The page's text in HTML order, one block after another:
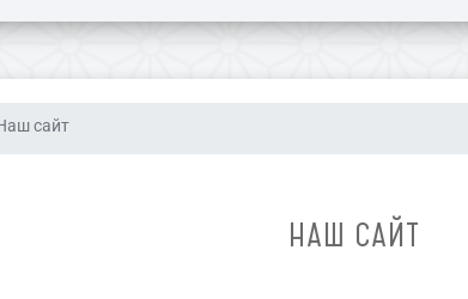
сайт
НАШ САЙТ